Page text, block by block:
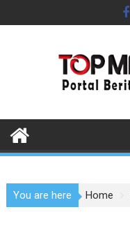
to
You are here Home